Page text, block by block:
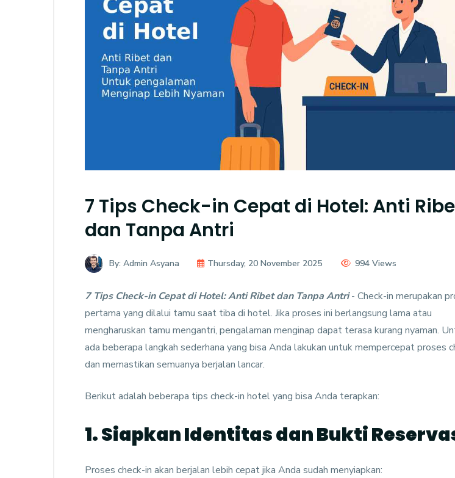
7 Tips Check-in Cepat di Hotel: Anti
dan Tanpa Antri
By: Admin Asyana Thursday, 20 November 2025 994 Views
7 Tips Check-in Cepat di Hotel: Anti Ribet dan Tanpa Antri- Check-in merupakan
pertama yang dilalui tamu saat tiba di hotel. Jika proses ini berlangsung lama atau
mengharuskan tamu mengantri, pengalaman menginap dapat terasa kurang nyaman.
ada beberapa langkah sederhana yang bisa Anda lakukan untuk mempercepat proses
dan memastikan semuanya berjalan lancar.
Berikut adalah beberapa tips check-in hotel yang bisa Anda terapkan:
1. Siapkan Identitas dan Bukti
Proses check-in akan berjalan lebih cepat jika Anda sudah menyiapkan:
check prices